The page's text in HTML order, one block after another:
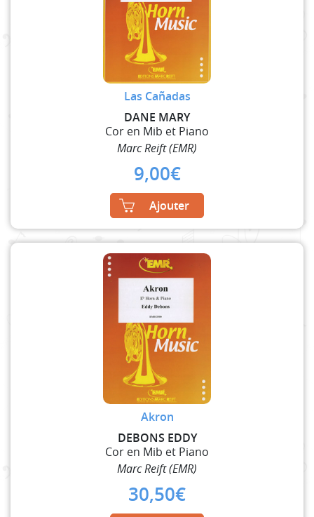
Las Cañadas
DANE MARY
Cor en Mib et Piano
Marc Reift (EMR)
9,00€
Ajouter
Akron
DEBONS EDDY
Cor en Mib et Piano
Marc Reift (EMR)
30,50€